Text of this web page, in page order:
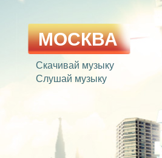
МОСКВА
Скачивай музыку
Слушай музыку